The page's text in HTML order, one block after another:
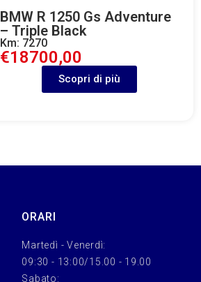
BMW R 1250 Gs Adventure
– Triple Black
Km: 7270
€18700,00
Scopri di più
ORARI
Martedì - Venerdì:
09:30 - 13:00/15.00 - 19.00
Sabato: